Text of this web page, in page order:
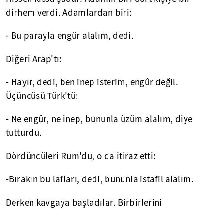
dirhem verdi. Adamlardan biri:
- Bu parayla engûr alalım, dedi.
Diğeri Arap'tı:
- Hayır, dedi, ben inep isterim, engûr değil.
Üçüncüsü Türk'tü:
- Ne engûr, ne inep, bununla üzüm alalım, diye
tutturdu.
Dördüncüleri Rum'du, o da itiraz etti:
-Bırakın bu lafları, dedi, bununla istafil alalım.
Derken kavgaya başladılar. Birbirlerini